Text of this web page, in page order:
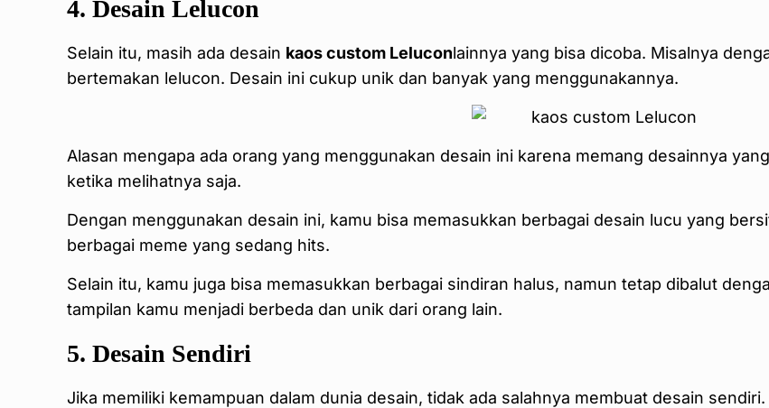
4. Desain Lelucon
Selain itu, masih ada desain kaos custom Leluconlainnya yang bisa dicoba. Misalnya
bertemakan lelucon. Desain ini cukup unik dan banyak yang menggunakannya.
Alasan mengapa ada orang yang menggunakan desain ini karena memang desainnya
ketika melihatnya saja.
Dengan menggunakan desain ini, kamu bisa memasukkan berbagai desain lucu yang
berbagai meme yang sedang hits.
Selain itu, kamu juga bisa memasukkan berbagai sindiran halus, namun tetap dibalut
tampilan kamu menjadi berbeda dan unik dari orang lain.
5. Desain Sendiri
Jika memiliki kemampuan dalam dunia desain, tidak ada salahnya membuat desain